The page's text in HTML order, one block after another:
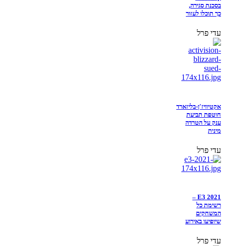
בסכנת סגירה,
כך תוכלו לעזור
עדי פרל
אקטיוויז'ן-בליזארד
חוטפת תביעת
ענק על הטרדה
מינית
עדי פרל
E3 2021 –
רשימת כל
המשחקים
שיופיעו באירוע
עדי פרל